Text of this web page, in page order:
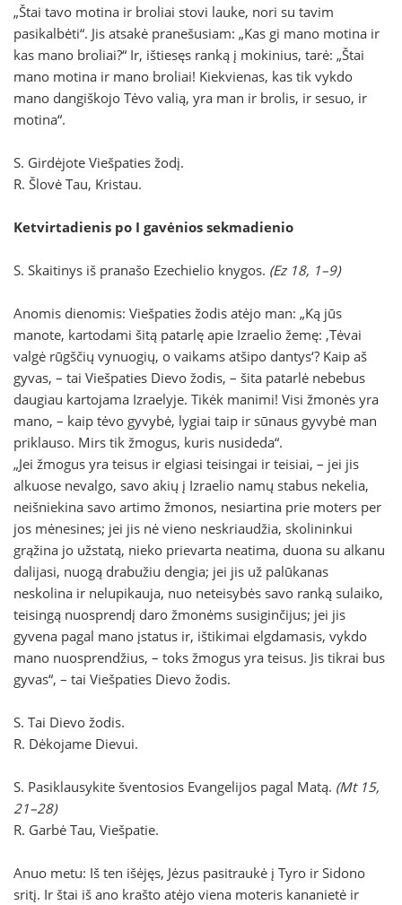
„Štai tavo motina ir broliai stovi lauke, nori su tavim
pasikalbėti“. Jis atsakė pranešusiam: „Kas gi mano motina ir
kas mano broliai?“ Ir, ištiesęs ranką į mokinius, tarė: „Štai
mano motina ir mano broliai! Kiekvienas, kas tik vykdo
mano dangiškojo Tėvo valią, yra man ir brolis, ir sesuo, ir
motina“.
S. Girdėjote Viešpaties žodį.
R. Šlovė Tau, Kristau.
Ketvirtadienis po I gavėnios sekmadienio
S. Skaitinys iš pranašo Ezechielio knygos. (Ez 18, 1–9)
Anomis dienomis: Viešpaties žodis atėjo man: „Ką jūs
manote, kartodami šitą patarlę apie Izraelio žemę: ‚Tėvai
valgė rūgščių vynuogių, o vaikams atšipo dantys‘? Kaip aš
gyvas, – tai Viešpaties Dievo žodis, – šita patarlė nebebus
daugiau kartojama Izraelyje. Tikėk manimi! Visi žmonės yra
mano, – kaip tėvo gyvybė, lygiai taip ir sūnaus gyvybė man
priklauso. Mirs tik žmogus, kuris nusideda“.
„Jei žmogus yra teisus ir elgiasi teisingai ir teisiai, – jei jis
alkuose nevalgo, savo akių į Izraelio namų stabus nekelia,
neišniekina savo artimo žmonos, nesiartina prie moters per
jos mėnesines; jei jis nė vieno neskriaudžia, skolininkui
grąžina jo užstatą, nieko prievarta neatima, duona su alkanu
dalijasi, nuogą drabužiu dengia; jei jis už palūkanas
neskolina ir nelupikauja, nuo neteisybės savo ranką sulaiko,
teisingą nuosprendį daro žmonėms susiginčijus; jei jis
gyvena pagal mano įstatus ir, ištikimai elgdamasis, vykdo
mano nuosprendžius, – toks žmogus yra teisus. Jis tikrai bus
gyvas“, – tai Viešpaties Dievo žodis.
S. Tai Dievo žodis.
R. Dėkojame Dievui.
S. Pasiklausykite šventosios Evangelijos pagal Matą. (Mt 15,
21–28)
R. Garbė Tau, Viešpatie.
Anuo metu: Iš ten išėjęs, Jėzus pasitraukė į Tyro ir Sidono
sritį. Ir štai iš ano krašto atėjo viena moteris kananietė ir